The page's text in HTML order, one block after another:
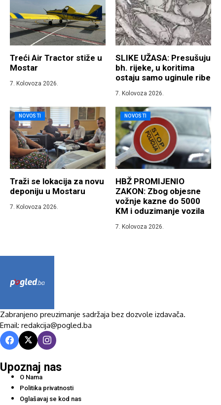
Treći Air Tractor stiže u
Mostar
7. Kolovoza 2026.
SLIKE UŽASA: Presušuju
bh. rijeke, u koritima
ostaju samo uginule ribe
7. Kolovoza 2026.
NOVOSTI
Traži se lokacija za novu
deponiju u Mostaru
7. Kolovoza 2026.
NOVOSTI
HBŽ PROMIJENIO
ZAKON: Zbog objesne
vožnje kazne do 5000
KM i oduzimanje vozila
7. Kolovoza 2026.
Zabranjeno preuzimanje sadržaja bez dozvole izdavača.
Email: redakcija@pogled.ba
Upoznaj nas
O Nama
Politika privatnosti
Oglašavaj se kod nas